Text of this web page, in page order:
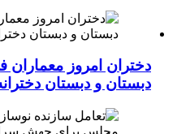
دختران امروز معماران
دبستان و دبستان